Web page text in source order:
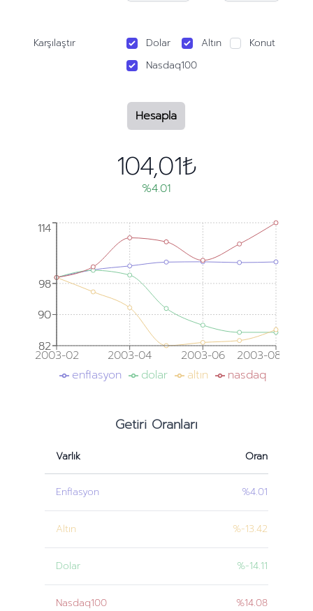
Karşılaştır Dolar Altın
Konut
Nasdaq100
Hesapla
104,01₺
%4.01
2003-02 2003-04 2003-06 2003-08
82
90
98
114
82
90
98
114
enflasyon dolar altın nasdaq
Getiri Oranları
Varlık Oran
Enflasyon %4.01
Altın %-13.42
Dolar %-14.11
Nasdaq100 %14.08